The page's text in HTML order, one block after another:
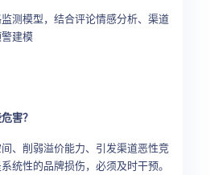
测模型，结合评论情感分析、渠道
建模
害？
、削弱溢价能力、引发渠道恶性竞
统性的品牌损伤，必须及时干预。